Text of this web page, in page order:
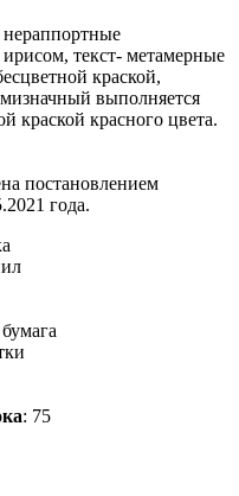
текст- метамерные
краской,
выполняется
краской красного цвета.
постановлением
года.
: 75